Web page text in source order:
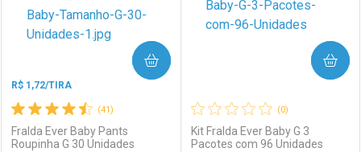
(41)
R$ 1,72/TIRA
Fralda Ever Baby Pants
Roupinha G 30 Unidades
COMPRAR
(0)
Kit Fralda Ever Baby G 3
Pacotes com 96 Unidades
COMPRAR